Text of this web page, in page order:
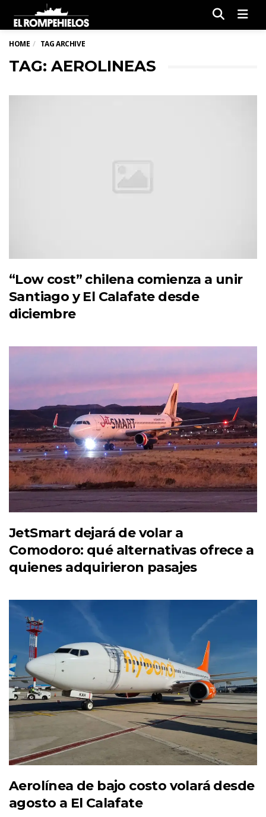
HOME TAG ARCHIVE
TAG: AEROLINEAS
“Low cost” chilena comienza a unir
Santiago y El Calafate desde
diciembre
JetSmart dejará de volar a
Comodoro: qué alternativas ofrece a
quienes adquirieron pasajes
Aerolínea de bajo costo volará desde
agosto a El Calafate